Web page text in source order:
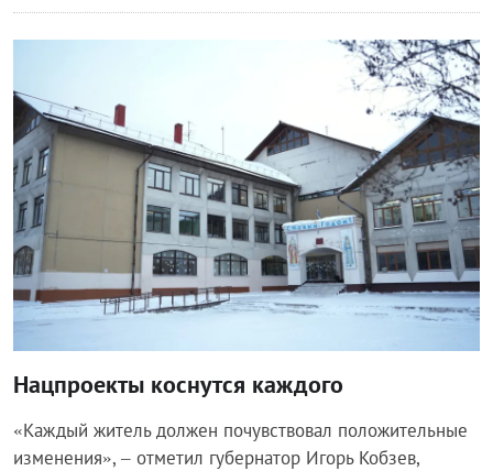
Нацпроекты коснутся каждого
«Каждый житель должен почувствовал положительные
изменения», – отметил губернатор Игорь Кобзев,